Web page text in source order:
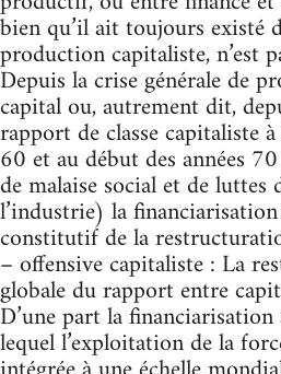
bien qu’il ait toujours existé
production capitaliste, n’est
Depuis la crise générale de
capital ou, autrement dit,
rapport de classe capitaliste
60 et au début des années
de malaise social et de luttes
l’industrie) la
constitutif de la
– offensive capitaliste : La
globale du rapport entre
D’une part la
lequel l’exploitation de la